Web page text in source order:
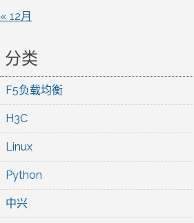
« 12月
分类
F5负载均衡
H3C
Linux
Python
中兴